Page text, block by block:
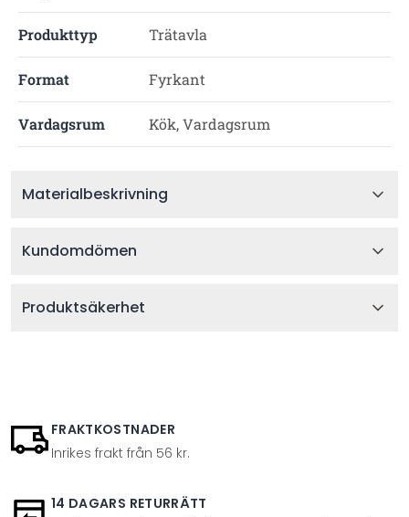
Produkttyp Trätavla
Format Fyrkant
Vardagsrum Kök, Vardagsrum
Materialbeskrivning
Kundomdömen
Produktsäkerhet
FRAKTKOSTNADER
Inrikes frakt från 56 kr.
14 DAGARS RETURRÄTT